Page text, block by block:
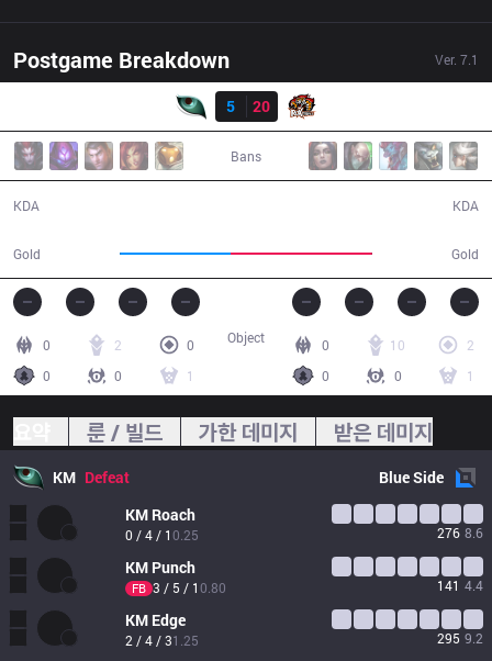
Postgame Breakdown Ver. 7.1
5
20
Bans
KDA
Gold Gold
KDA
0 2
0
0
0 1
0 10
2
0
0 1
Object
룬 / 빌드 가한 데미지 받은 데미지
KM Defeat BlueSide
KM Roach
0 / 4 / 10.25 276 8.6
KM Punch
FB 3 / 5 / 10.80 141 4.4
KM Edge
2 / 4 / 31.25 295 9.2